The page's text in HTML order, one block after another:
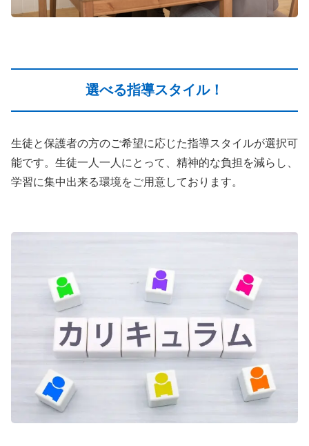
選べる指導スタイル！
生徒と保護者の方のご希望に応じた指導スタイルが選択可
能です。生徒一人一人にとって、精神的な負担を減らし、
学習に集中出来る環境をご用意しております。